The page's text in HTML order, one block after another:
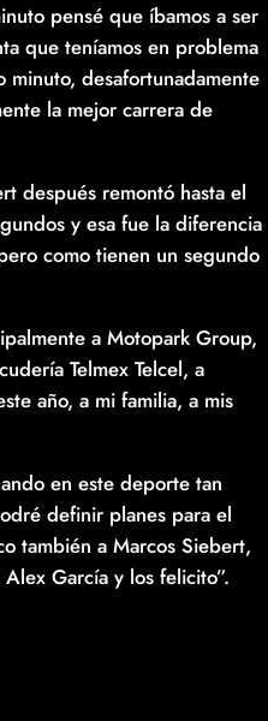
pensé que íbamos a ser
que teníamos en problema
desafortunadamente
la mejor carrera de
después remontó hasta el
y esa fue la diferencia
como tienen un segundo
a Motopark Group,
Telmex Telcel, a
año, a mi familia, a mis
en este deporte tan
definir planes para el
también a Marcos Siebert,
García y los felicito”.